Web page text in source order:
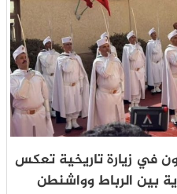
في زيارة تاريخية تعكس
بين الرباط وواشنطن